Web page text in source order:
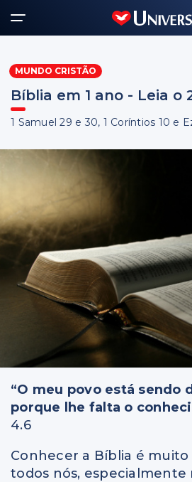
MUNDO CRISTÃO
Bíblia em 1 ano - Leia o
1 Samuel 29 e 30, 1 Coríntios 10 e
“O meu povo está sendo
porque lhe falta o
4.6
Conhecer a Bíblia é
todos nós,